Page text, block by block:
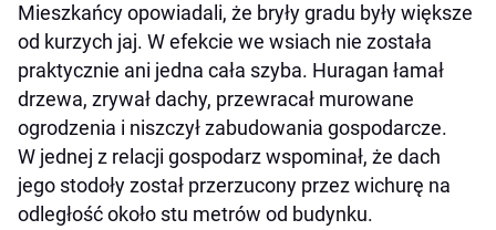
Mieszkańcy opowiadali, że bryły gradu były większe
od kurzych jaj. W efekcie we wsiach nie została
praktycznie ani jedna cała szyba. Huragan łamał
drzewa, zrywał dachy, przewracał murowane
ogrodzenia i niszczył zabudowania gospodarcze.
W jednej z relacji gospodarz wspominał, że dach
jego stodoły został przerzucony przez wichurę na
odległość około stu metrów od budynku.